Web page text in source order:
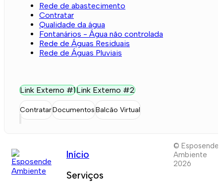
Rede de abastecimento
Contratar
Qualidade da água
Fontanários - Água não controlada
Rede de Águas Residuais
Rede de Águas Pluviais
Link Externo #1Link Externo #2
ContratarDocumentosBalcão Virtual
Início
Serviços
© Esposende
Ambiente
2026